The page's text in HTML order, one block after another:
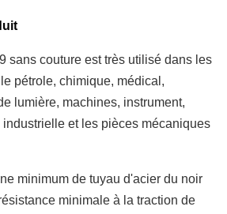
sans couture est très utilisé dans les
pétrole, chimique, médical,
lumière, machines, instrument,
et les pièces mécaniques
minimum de tuyau d'acier du noir
minimale à la traction de